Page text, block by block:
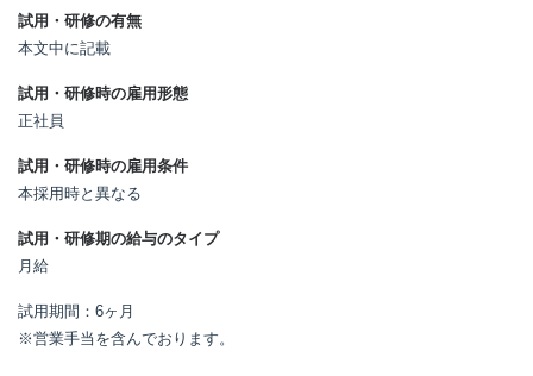
試用・研修の有無
本文中に記載
試用・研修時の雇用形態
正社員
試用・研修時の雇用条件
本採用時と異なる
試用・研修期の給与のタイプ
月給
試用期間：6ヶ月
※営業手当を含んでおります。